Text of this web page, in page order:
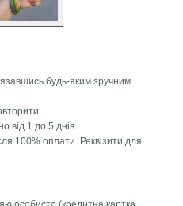
будь-яким зручним
від 1 до 5 днів.
100% оплати. Реквізити для